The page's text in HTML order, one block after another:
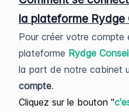
la plateforme Rydge
Pour créer votre compte
plateforme Rydge
la part de notre cabinet
compte.
Cliquez sur le bouton "